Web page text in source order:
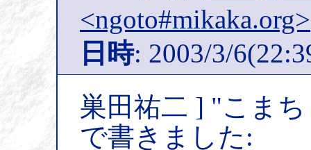
<ngoto#mikaka.org>
日時: 2003/3/
巣田祐二 ] "こま
で書きました: